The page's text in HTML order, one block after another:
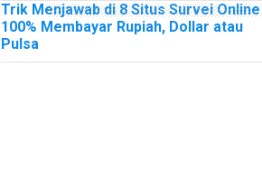
Trik Menjawab di 8 Situs Survei Online
100% Membayar Rupiah, Dollar atau
Pulsa